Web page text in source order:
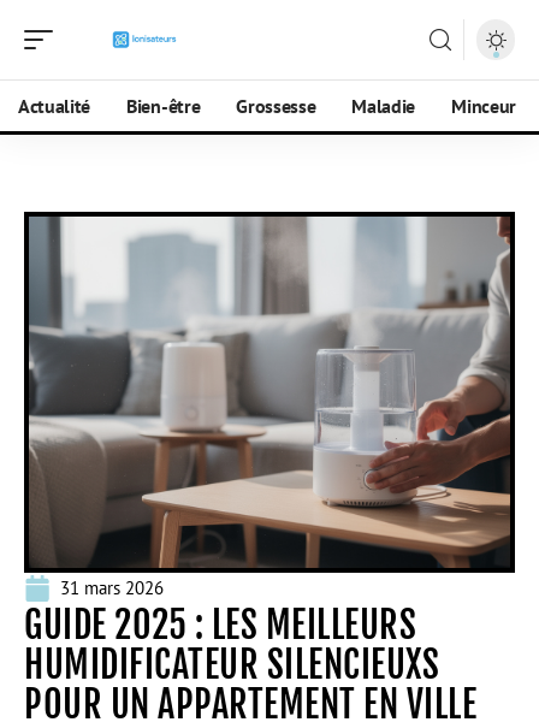
Actualité Bien-être Grossesse Maladie Minceur
31 mars 2026
GUIDE 2025 : LES MEILLEURS
HUMIDIFICATEUR SILENCIEUXS
POUR UN APPARTEMENT EN VILLE